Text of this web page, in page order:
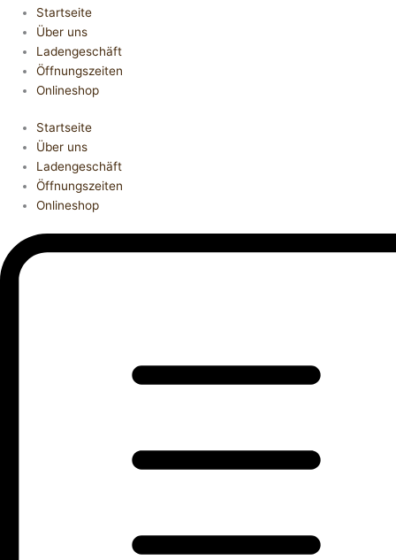
Startseite
Über uns
Ladengeschäft
Öffnungszeiten
Onlineshop
Startseite
Über uns
Ladengeschäft
Öffnungszeiten
Onlineshop